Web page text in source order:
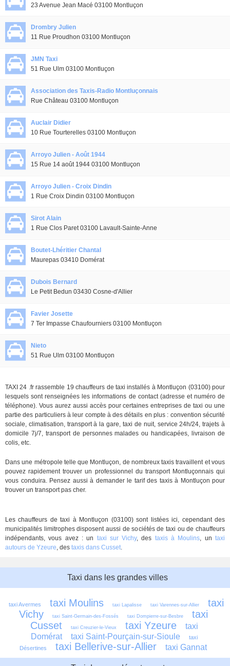
23 Avenue Jean Macé 03100 Montluçon
Drombry Julien
11 Rue Proudhon 03100 Montluçon
JMN Taxi
51 Rue Ulm 03100 Montluçon
Association des Taxis-Radio Montluçonnais
Rue Château 03100 Montluçon
Auclair Didier
10 Rue Tourterelles 03100 Montluçon
Arroyo Julien - Août 1944
15 Rue 14 août 1944 03100 Montluçon
Arroyo Julien - Croix Dindin
1 Rue Croix Dindin 03100 Montluçon
Sirot Alain
1 Rue Clos Paret 03100 Lavault-Sainte-Anne
Boutet-Lhéritier Chantal
Maurepas 03410 Domérat
Dubois Bernard
Le Petit Bedun 03430 Cosne-d'Allier
Favier Josette
7 Ter Impasse Chaufourniers 03100 Montluçon
Nieto
51 Rue Ulm 03100 Montluçon
TAXI 24 .fr rassemble 19 chauffeurs de taxi installés à Montluçon (03100) pour
lesquels sont renseignées les informations de contact (adresse et numéro de
téléphone). Vous aurez aussi accès pour certaines entreprises de taxi ou une
partie des particuliers à leur compte à des détails en plus : convention sécurité
sociale, climatisation, transport à la gare, taxi de nuit, service 24h/24, trajets à
domicile 7j/7, transport de personnes malades ou handicapées, livraison de
colis, etc.
Dans une métropole telle que Montluçon, de nombreux taxis travaillent et vous
pouvez rapidement trouver un professionnel du transport Montluçonnais qui
vous conduira. Pensez aussi à demander le tarif des taxis à Montluçon pour
trouver un transport pas cher.
Les chauffeurs de taxi à Montluçon (03100) sont listées ici, cependant des
municipalités limitrophes disposent aussi de sociétés de taxi ou de chauffeurs
indépendants, vous avez : un taxi sur Vichy, des taxis à Moulins, untaxi
autours de Yzeure, des taxis dans Cusset.
Taxi dans les grandes villes
taxi Avermes taxi Moulins taxi Lapalisse taxi Varennes-sur-Allier
taxi
Vichy
taxi Saint-Germain-des-Fossés taxi Dompierre-sur-Besbre
taxi
Cusset
taxi Creuzier-le-Vieux taxi Yzeure
taxi
Domérat
taxi Saint-Pourçain-sur-Sioule
taxi
Désertines
taxi Bellerive-sur-Allier taxi Gannat